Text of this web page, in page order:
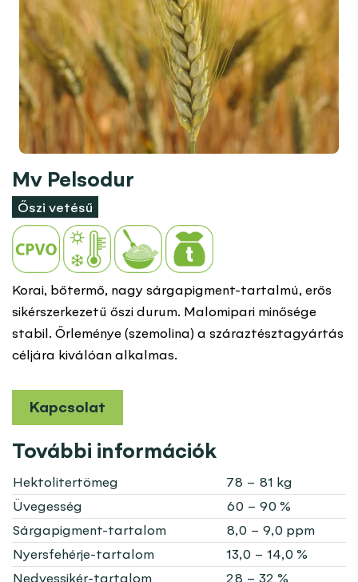
Mv Pelsodur
Őszi vetésű
Korai, bőtermő, nagy sárgapigment-tartalmú, erős
sikérszerkezetű őszi durum. Malomipari minősége
stabil. Őrleménye (szemolina) a száraztésztagyártás
céljára kiválóan alkalmas.
Kapcsolat
További információk
Hektolitertömeg
78 – 81 kg
Üvegesség
60 – 90 %
Sárgapigment-tartalom
8,0 – 9,0 ppm
Nyersfehérje-tartalom
13,0 – 14,0 %
Nedvessikér-tartalom
28 – 32 %